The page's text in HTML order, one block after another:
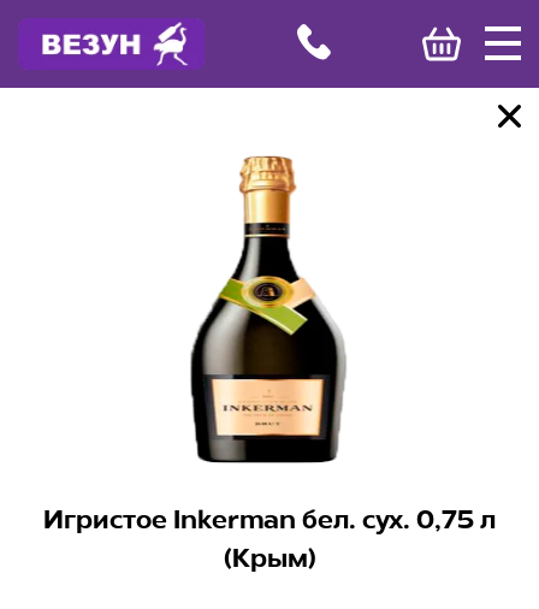
Игристое Inkerman бел. сух. 0,75 л
(Крым)